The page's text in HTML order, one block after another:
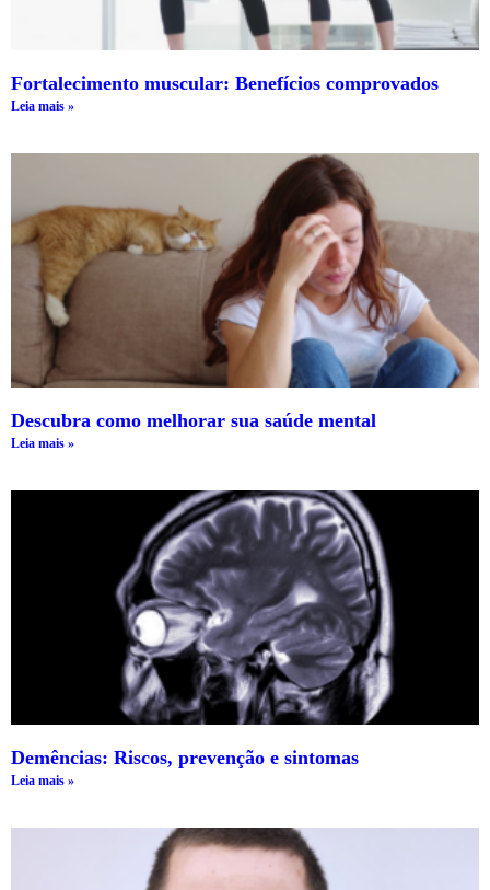
Fortalecimento muscular: Benefícios comprovados
Leia mais »
Descubra como melhorar sua saúde mental
Leia mais »
Demências: Riscos, prevenção e sintomas
Leia mais »